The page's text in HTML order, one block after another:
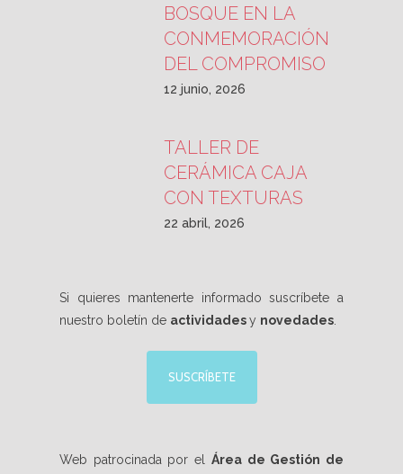
BOSQUE EN LA
CONMEMORACIÓN
DEL COMPROMISO
12 junio, 2026
TALLER DE
CERÁMICA CAJA
CON TEXTURAS
22 abril, 2026
Si quieres mantenerte informado suscríbete a
nuestro boletín de actividadesy novedades
SUSCRÍBETE
Web patrocinada por el Área de Gestión de